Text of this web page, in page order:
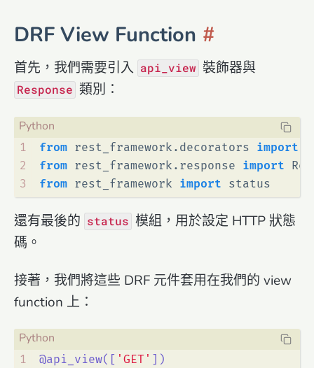
DRF View Function
首先，我們需要引入 api_view 裝飾器與
Response 類別：
1
2
3
from rest_framework.decorators import
from rest_framework.response import
from rest_framework import status
還有最後的 status 模組，用於設定 HTTP 狀態
碼。
接著，我們將這些 DRF 元件套用在我們的 view
function 上：
1
@api_view( [ 'GET' ] )